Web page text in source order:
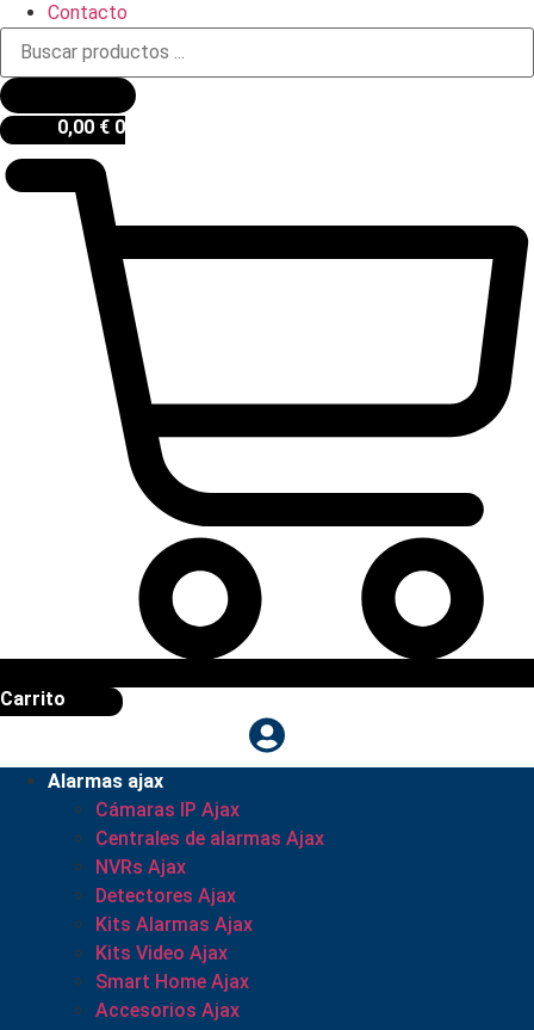
Contacto
Búsqueda
productos
0,00 € 0
Carrito
Alarmas ajax
Cámaras IP Ajax
Centrales de alarmas Ajax
NVRs Ajax
Detectores Ajax
Kits Alarmas Ajax
Kits Video Ajax
Smart Home Ajax
Accesorios Ajax